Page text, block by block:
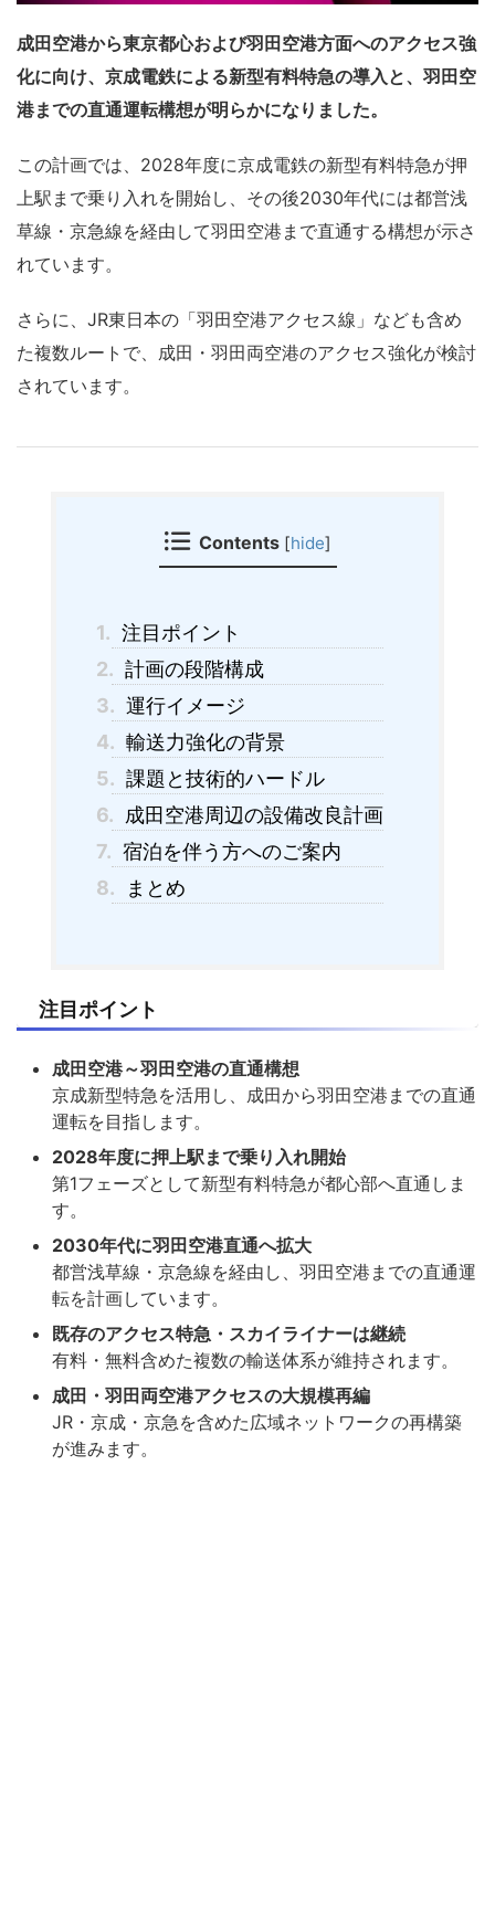
成田空港から東京都心および羽田空港方面へのアクセス強
化に向け、京成電鉄による新型有料特急の導入と、羽田空
港までの直通運転構想が明らかになりました。
この計画では、2028年度に京成電鉄の新型有料特急が押
上駅まで乗り入れを開始し、その後2030年代には都営浅
草線・京急線を経由して羽田空港まで直通する構想が示さ
れています。
さらに、JR東日本の「羽田空港アクセス線」なども含め
た複数ルートで、成田・羽田両空港のアクセス強化が検討
されています。
Contents [hide]
1. 注目ポイント
2. 計画の段階構成
3. 運行イメージ
4. 輸送力強化の背景
5. 課題と技術的ハードル
6. 成田空港周辺の設備改良計画
7. 宿泊を伴う方へのご案内
8.
まとめ
注目ポイント
成田空港～羽田空港の直通構想
京成新型特急を活用し、成田から羽田空港までの直通
運転を目指します。
2028年度に押上駅まで乗り入れ開始
第1フェーズとして新型有料特急が都心部へ直通しま
す。
2030年代に羽田空港直通へ拡大
都営浅草線・京急線を経由し、羽田空港までの直通運
転を計画しています。
既存のアクセス特急・スカイライナーは継続
有料・無料含めた複数の輸送体系が維持されます。
成田・羽田両空港アクセスの大規模再編
JR・京成・京急を含めた広域ネットワークの再構築
が進みます。